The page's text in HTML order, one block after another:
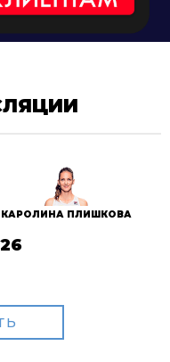
КАРОЛИНА ПЛИШКОВА